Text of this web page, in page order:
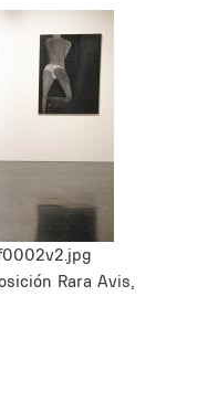
Rara Avis,